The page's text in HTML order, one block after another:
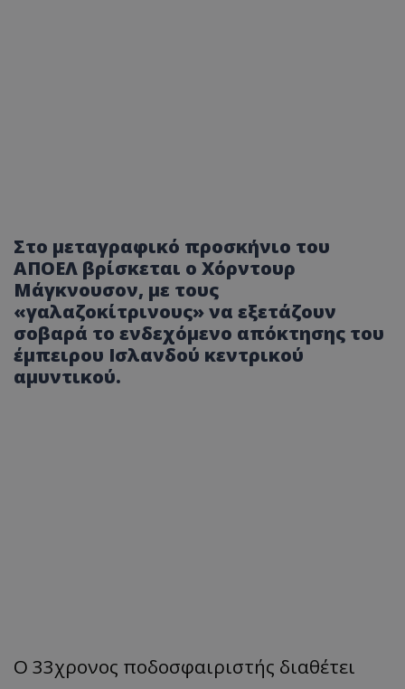
Στο μεταγραφικό προσκήνιο του
ΑΠΟΕΛ βρίσκεται ο Χόρντουρ
Μάγκνουσον, με τους
«γαλαζοκίτρινους» να εξετάζουν
σοβαρά το ενδεχόμενο απόκτησης του
έμπειρου Ισλανδού κεντρικού
αμυντικού.
Ο 33χρονος ποδοσφαιριστής διαθέτει